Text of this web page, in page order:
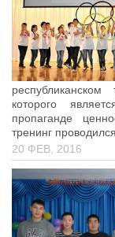
09.02.09 Веб-
09.02.13
технологий
которого
пропаганде
тренинг
20 ФЕВ, 2016